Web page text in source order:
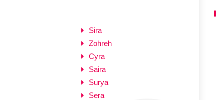
Sira
Zohreh
Cyra
Saira
Surya
Sera